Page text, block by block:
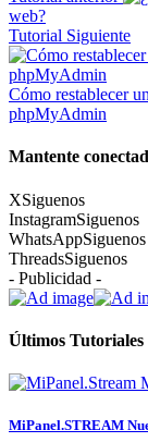
web?
Tutorial Siguiente
Cómo restablecer
phpMyAdmin
Mantente
XSiguenos
InstagramSiguenos
WhatsAppSiguenos
ThreadsSiguenos
- Publicidad -
Últimos Tutoriales
MiPanel.STREAM